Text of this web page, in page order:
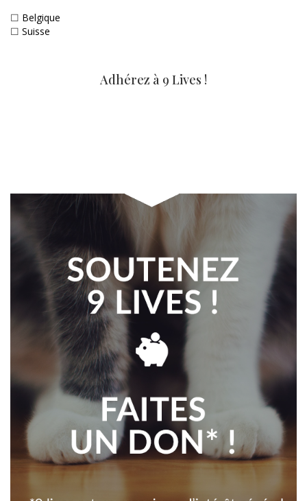
☐ Belgique
☐ Suisse
Adhérez à 9 Lives !